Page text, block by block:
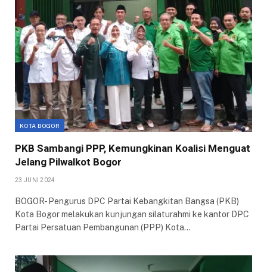
KOTA BOGOR
PKB Sambangi PPP, Kemungkinan Koalisi Menguat
Jelang Pilwalkot Bogor
23 JUNI 2024
BOGOR- Pengurus DPC Partai Kebangkitan Bangsa (PKB)
Kota Bogor melakukan kunjungan silaturahmi ke kantor DPC
Partai Persatuan Pembangunan (PPP) Kota…